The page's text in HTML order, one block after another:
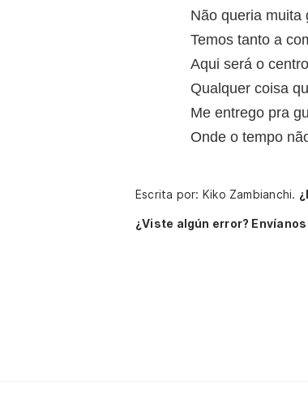
Não queria muita
Temos tanto a
Aqui será o
Qualquer coisa
Me entrego pra
Onde o tempo
Escrita por: Kiko Zambianchi.
¿Viste algún error?